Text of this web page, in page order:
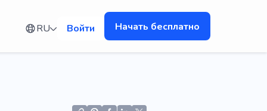
RU Войти Начать бесплатно